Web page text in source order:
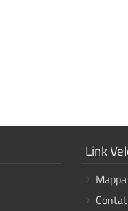
Mostra
link
Link